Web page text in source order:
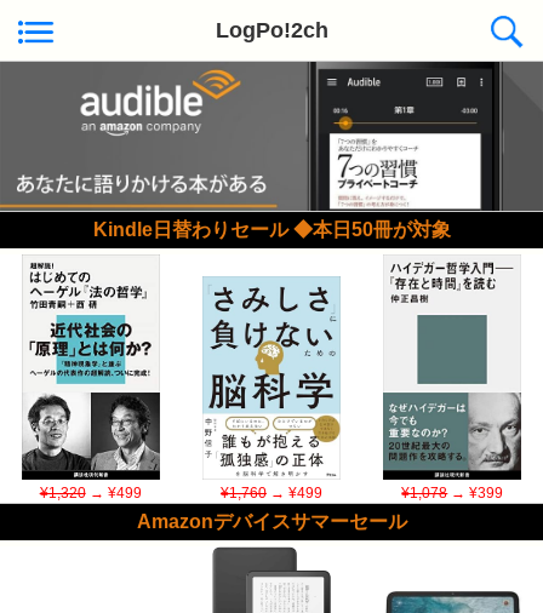
LogPo!2ch
Kindle日替わりセール ◆本日50冊が対象
¥1,320→ ¥499 ¥1,760→ ¥499 ¥1,078→ ¥399
Amazonデバイスサマーセール